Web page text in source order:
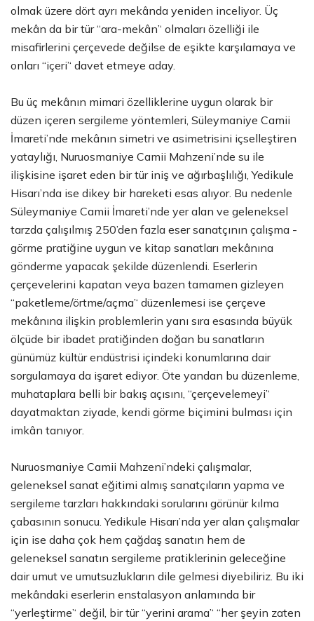
olmak üzere dört ayrı mekânda yeniden inceliyor. Üç
mekân da bir tür ‘‘ara-mekân’‘ olmaları özelliği ile
misafirlerini çerçevede değilse de eşikte karşılamaya ve
onları ‘‘içeri’‘ davet etmeye aday.
Bu üç mekânın mimari özelliklerine uygun olarak bir
düzen içeren sergileme yöntemleri, Süleymaniye Camii
İmareti’nde mekânın simetri ve asimetrisini içselleştiren
yataylığı, Nuruosmaniye Camii Mahzeni’nde su ile
ilişkisine işaret eden bir tür iniş ve ağırbaşlılığı, Yedikule
Hisarı’nda ise dikey bir hareketi esas alıyor. Bu nedenle
Süleymaniye Camii İmareti’nde yer alan ve geleneksel
tarzda çalışılmış 250’den fazla eser sanatçının çalışma -
görme pratiğine uygun ve kitap sanatları mekânına
gönderme yapacak şekilde düzenlendi. Eserlerin
çerçevelerini kapatan veya bazen tamamen gizleyen
‘‘paketleme/örtme/açma’‘ düzenlemesi ise çerçeve
mekânına ilişkin problemlerin yanı sıra esasında büyük
ölçüde bir ibadet pratiğinden doğan bu sanatların
günümüz kültür endüstrisi içindeki konumlarına dair
sorgulamaya da işaret ediyor. Öte yandan bu düzenleme,
muhataplara belli bir bakış açısını, ‘‘çerçevelemeyi’‘
dayatmaktan ziyade, kendi görme biçimini bulması için
imkân tanıyor.
Nuruosmaniye Camii Mahzeni’ndeki çalışmalar,
geleneksel sanat eğitimi almış sanatçıların yapma ve
sergileme tarzları hakkındaki sorularını görünür kılma
çabasının sonucu. Yedikule Hisarı’nda yer alan çalışmalar
için ise daha çok hem çağdaş sanatın hem de
geleneksel sanatın sergileme pratiklerinin geleceğine
dair umut ve umutsuzlukların dile gelmesi diyebiliriz. Bu iki
mekândaki eserlerin enstalasyon anlamında bir
‘‘yerleştirme’‘ değil, bir tür ‘‘yerini arama’‘ ‘‘her şeyin zaten